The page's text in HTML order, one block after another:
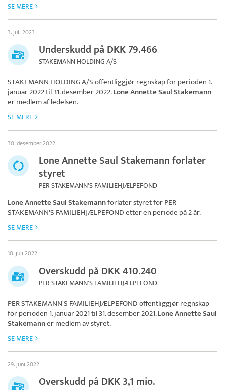
SE MERE
3. juli 2023
Underskudd på DKK 79.466
STAKEMANN HOLDING A/S
STAKEMANN HOLDING A/Soffentliggjør regnskap for perioden 1.
januar 2022 til 31. desember 2022.Lone Annette Saul Stakemann
er medlem af ledelsen.
SE MERE
30. desember 2022
Lone Annette Saul Stakemann forlater
styret
PER STAKEMANN'S FAMILIEHJÆLPEFOND
Lone Annette Saul Stakemannforlater styret forPER
STAKEMANN'S FAMILIEHJÆLPEFONDetter en periode på 2 år.
SE MERE
10. juli 2022
Overskudd på DKK 410.240
PER STAKEMANN'S FAMILIEHJÆLPEFOND
PER STAKEMANN'S FAMILIEHJÆLPEFONDoffentliggjør regnskap
for perioden 1. januar 2021 til 31. desember 2021.Lone Annette Saul
Stakemanner medlem av styret.
SE MERE
29. juni 2022
Overskudd på DKK 3,1 mio.